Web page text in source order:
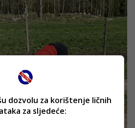
dozvolu za korištenje ličnih
za sljedeće: